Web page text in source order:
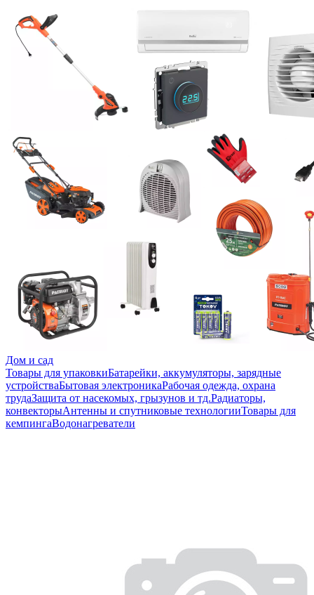
Дом и сад
Товары для упаковкиБатарейки, аккумуляторы, зарядные
устройстваБытовая электроникаРабочая одежда, охрана
трудаЗащита от насекомых, грызунов и тд.Радиаторы,
конвекторыАнтенны и спутниковые технологииТовары для
кемпингаВодонагреватели